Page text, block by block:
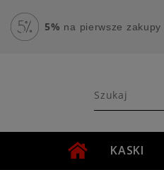
5% na pierwsze zakupy
KASKI